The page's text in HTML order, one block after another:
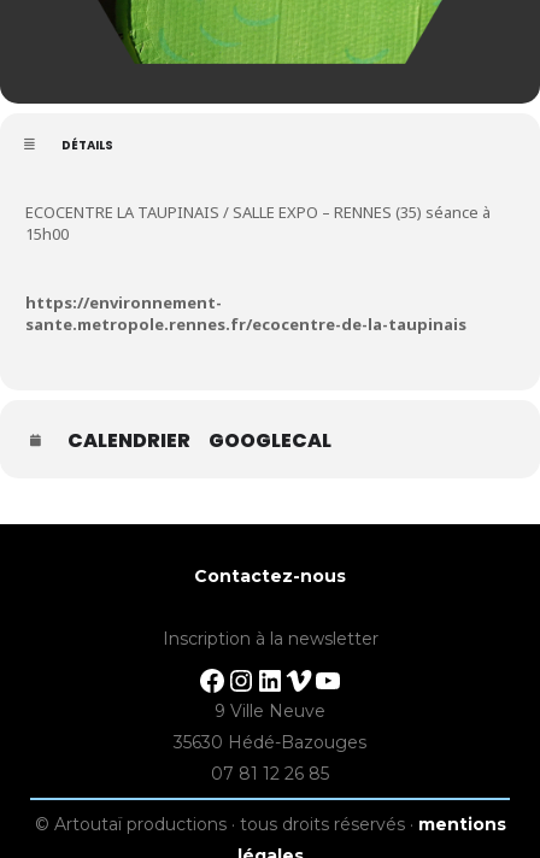
DÉTAILS
ECOCENTRE LA TAUPINAIS / SALLE EXPO – RENNES (35) séance à
15h00
https://environnement-
sante.metropole.rennes.fr/ecocentre-de-la-taupinais
CALENDRIER GOOGLECAL
Contactez-nous
Inscription à la newsletter
Facebook Instagram LinkedIn Vimeo YouTube
9 Ville Neuve
35630 Hédé-Bazouges
07 81 12 26 85
© Artoutaï productions · tous droits réservés · mentions